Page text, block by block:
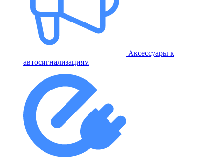
Аксессуары к
автосигнализациям